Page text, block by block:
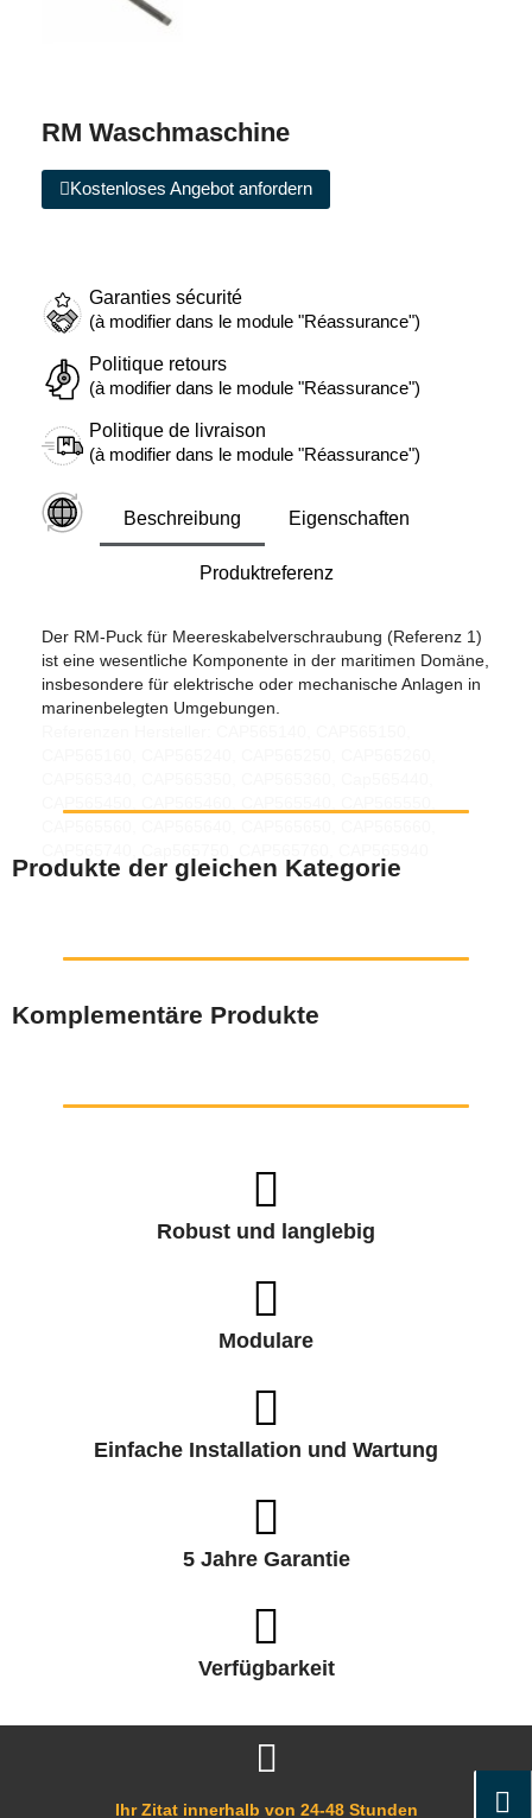
RM Waschmaschine
Kostenloses Angebot anfordern
Garanties sécurité
(à modifier dans le module "Réassurance")
Politique retours
(à modifier dans le module "Réassurance")
Politique de livraison
(à modifier dans le module "Réassurance")
Beschreibung Eigenschaften
Produktreferenz
Der RM-Puck für Meereskabelverschraubung (Referenz 1)
ist eine wesentliche Komponente in der maritimen Domäne,
insbesondere für elektrische oder mechanische Anlagen in
marinenbelegten Umgebungen.
Produkte der gleichen Kategorie
Komplementäre Produkte
Robust und langlebig
Modulare
Einfache Installation und Wartung
5 Jahre Garantie
Verfügbarkeit
Ihr Zitat innerhalb von 24-48 Stunden